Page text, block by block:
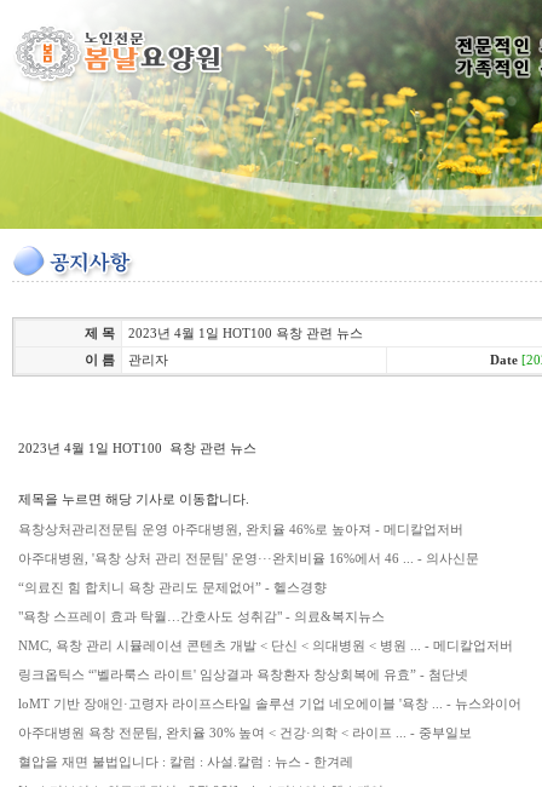
제 목
2023년 4월 1일 HOT100 욕창 관련 뉴스
이 름
관리자 Date
2023년 4월 1일 HOT100 욕창 관련 뉴스
제목을 누르면 해당 기사로 이동합니다.
욕창상처관리전문팀 운영 아주대병원, 완치율 46%로 높아져 - 메디칼업저버
아주대병원, '욕창 상처 관리 전문팀' 운영···완치비율 16%에서 46 ... - 의사신문
“의료진 힘 합치니 욕창 관리도 문제없어” - 헬스경향
"욕창 스프레이 효과 탁월…간호사도 성취감" - 의료&복지뉴스
NMC, 욕창 관리 시뮬레이션 콘텐츠 개발 < 단신 < 의대병원 < 병원 ... - 메디칼업저버
링크옵틱스 “'벨라룩스 라이트' 임상결과 욕창환자 창상회복에 유효” - 첨단넷
loMT 기반 장애인·고령자 라이프스타일 솔루션 기업 네오에이블 '욕창 ... - 뉴스와이어
아주대병원 욕창 전문팀, 완치율 30% 높여 < 건강·의학 < 라이프 ... - 중부일보
혈압을 재면 불법입니다 : 칼럼 : 사설.칼럼 : 뉴스 - 한겨레